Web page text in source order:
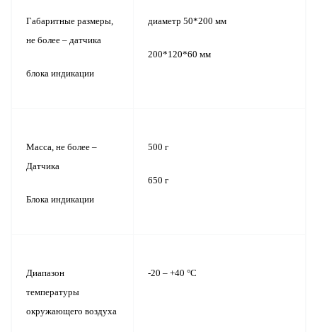
Габаритные размеры,
не более – датчика
блока индикации
диаметр 50*200 мм
200*120*60 мм
Масса, не более –
Датчика
Блока индикации
500 г
650 г
Диапазон
температуры
окружающего воздуха
-20 – +40 °С